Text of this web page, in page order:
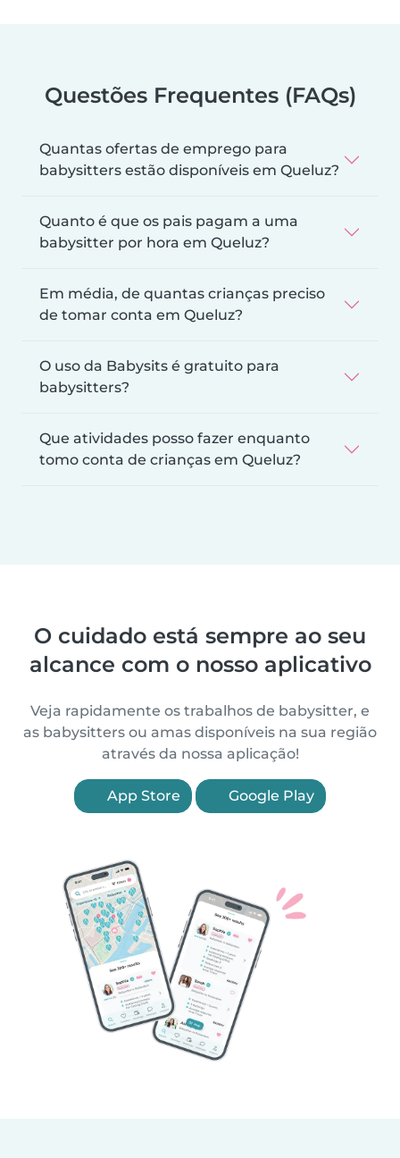
Questões Frequentes (FAQs)
Quantas ofertas de emprego para
babysitters estão disponíveis em Queluz?
Quanto é que os pais pagam a uma
babysitter por hora em Queluz?
Em média, de quantas crianças preciso
de tomar conta em Queluz?
O uso da Babysits é gratuito para
babysitters?
Que atividades posso fazer enquanto
tomo conta de crianças em Queluz?
O cuidado está sempre ao seu
alcance com o nosso aplicativo
Veja rapidamente os trabalhos de babysitter, e
as babysitters ou amas disponíveis na sua região
através da nossa aplicação!
App Store Google Play